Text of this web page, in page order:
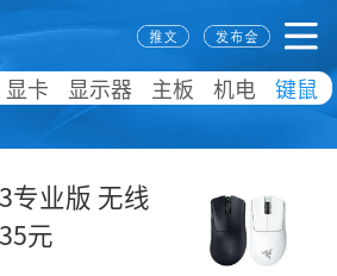
显卡 显示器 主板 机电 键鼠
专业版 无线
元